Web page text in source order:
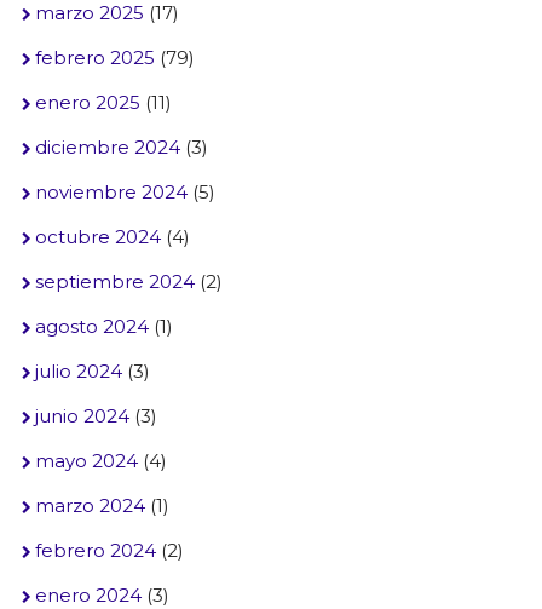
marzo 2025 (17)
febrero 2025 (79)
enero 2025 (11)
diciembre 2024(3)
noviembre 2024(5)
octubre 2024(4)
septiembre 2024(2)
agosto 2024(1)
julio 2024(3)
junio 2024(3)
mayo 2024(4)
marzo 2024(1)
febrero 2024(2)
enero 2024(3)